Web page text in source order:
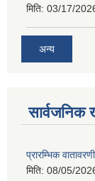
मिति: 03/17/
अन्य
सार्वजनिक
प्रारम्भिक
मिति: 08/05/